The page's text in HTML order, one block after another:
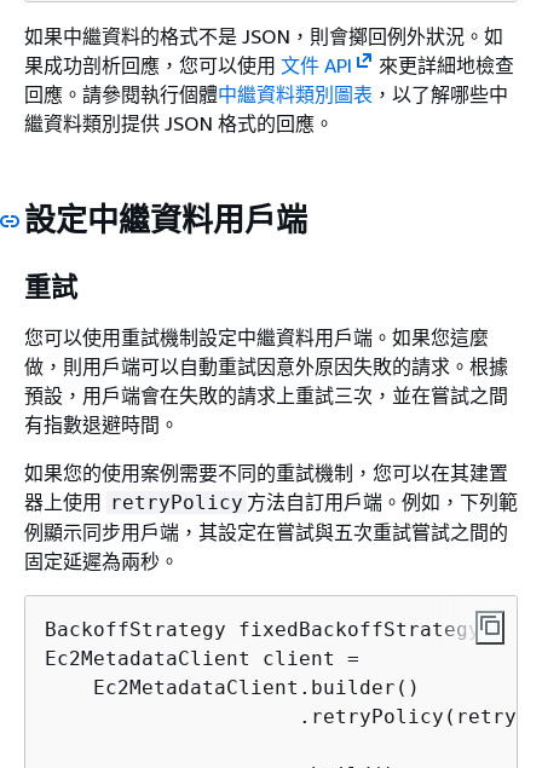
如果中繼資料的格式不是 JSON，則會擲回例外狀況。如
果成功剖析回應，您可以使用 文件 API
來更詳細地檢查
回應。請參閱執行個體中繼資料類別圖表 ，以了解哪些中
繼資料類別提供 JSON 格式的回應。
設定中繼資料用戶端
重試
您可以使用重試機制設定中繼資料用戶端。如果您這麼
做，則用戶端可以自動重試因意外原因失敗的請求。根據
預設，用戶端會在失敗的請求上重試三次，並在嘗試之間
有指數退避時間。
如果您的使用案例需要不同的重試機制，您可以在其建置
器上使用 retryPolicy 方法自訂用戶端。例如，下列範
例顯示同步用戶端，其設定在嘗試與五次重試嘗試之間的
固定延遲為兩秒。
BackoffStrategy fixedBackoffStrategy =
Ec2MetadataClient client =
    Ec2MetadataClient.builder()